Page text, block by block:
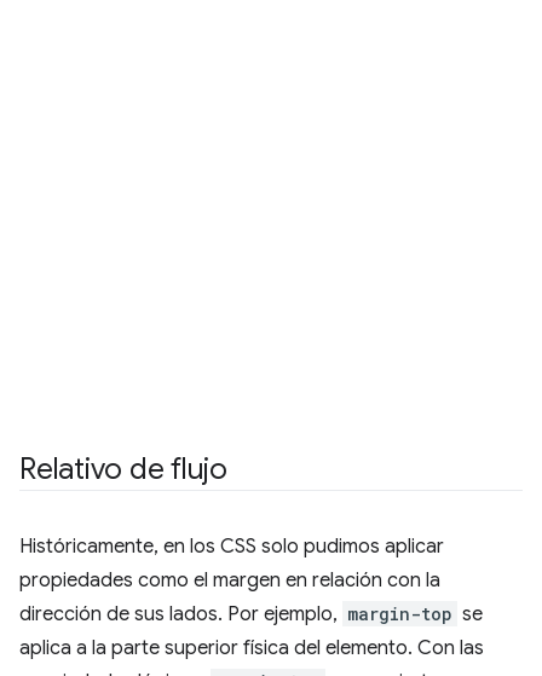
Relativo de flujo
Históricamente, en los CSS solo pudimos aplicar
propiedades como el margen en relación con la
dirección de sus lados. Por ejemplo, margin-top se
aplica a la parte superior física del elemento. Con las